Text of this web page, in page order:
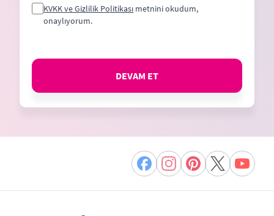
KVKK ve Gizlilik Politikası metnini okudum,
onaylıyorum.
DEVAM ET